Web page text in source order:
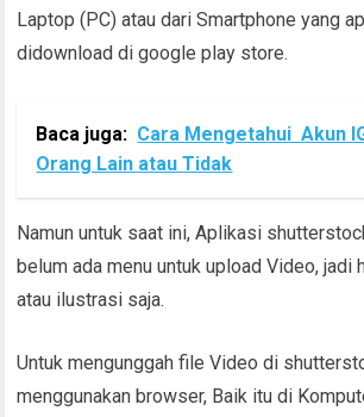
Laptop (PC) atau dari Smartphone yang
didownload di google play store.
Baca juga: Cara Mengetahui Akun
Orang Lain atau Tidak
Namun untuk saat ini, Aplikasi
belum ada menu untuk upload Video, jadi
atau ilustrasi saja.
Untuk mengunggah file Video di
menggunakan browser, Baik itu di